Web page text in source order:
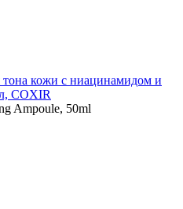
кожи с ниацинамидом и
COXIR
Ampoule, 50ml